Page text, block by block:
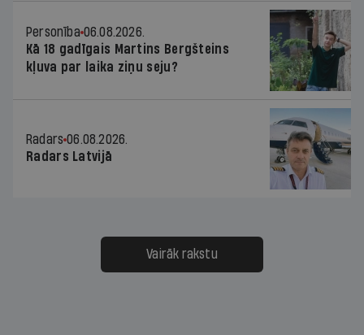
Personība 06.08.2026.
Kā 18 gadīgais Martins Bergšteins
kļuva par laika ziņu seju?
Radars 06.08.2026.
Radars Latvijā
Vairāk rakstu